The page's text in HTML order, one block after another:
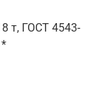
т, ГОСТ 4543-